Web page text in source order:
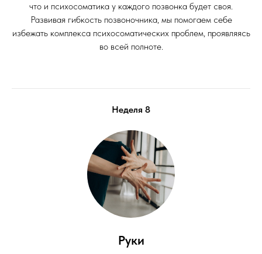
что и психосоматика у каждого позвонка будет своя.
Развивая гибкость позвоночника, мы помогаем себе
избежать комплекса психосоматических проблем, проявляясь
во всей полноте.
Неделя 8
Руки